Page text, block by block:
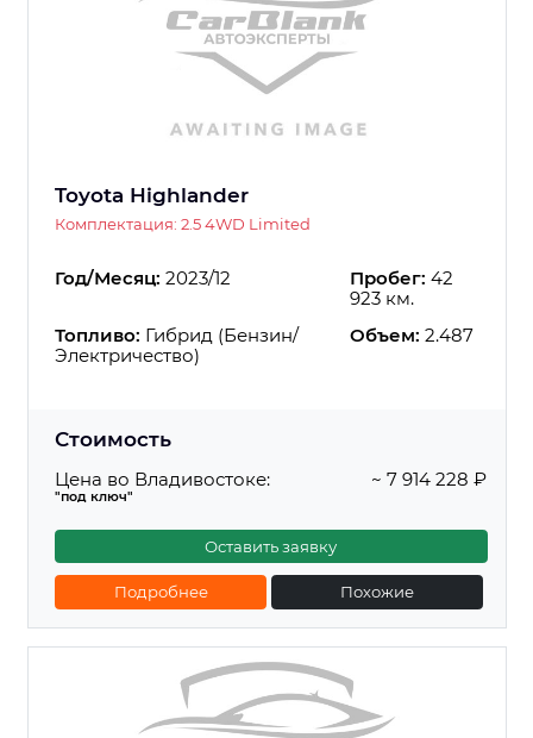
Toyota Highlander
Комплектация: 2.5 4WD Limited
Год/Месяц: 2023/12 Пробег: 42
923 км.
Топливо: Гибрид (Бензин/
Электричество)
Объем: 2.487
Стоимость
Цена во Владивостоке:
"под ключ"
~ 7 914 228 ₽
Оставить заявку
Подробнее Похожие